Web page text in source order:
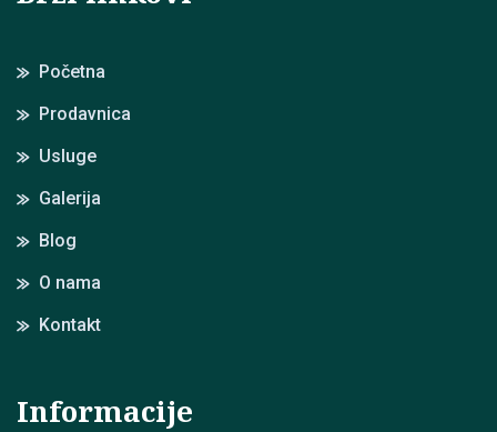
Početna
Prodavnica
Usluge
Galerija
Blog
O nama
Kontakt
Informacije